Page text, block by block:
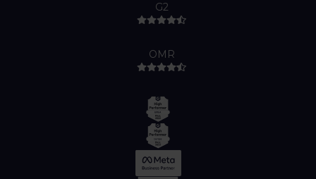
G2
OMR